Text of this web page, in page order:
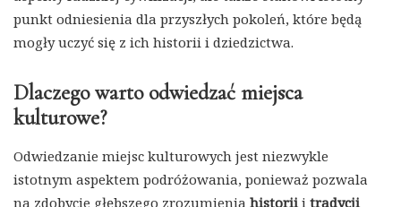
punkt odniesienia dla przyszłych pokoleń, które będą
mogły uczyć się z ich historii i dziedzictwa.
Dlaczego warto odwiedzać miejsca
kulturowe?
Odwiedzanie miejsc kulturowych jest niezwykle
istotnym aspektem podróżowania, ponieważ pozwala
na zdobycie głębszego zrozumienia historii i tradycji